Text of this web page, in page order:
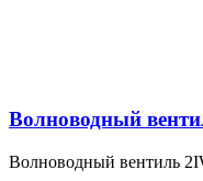
Волноводный
Волноводный вентиль